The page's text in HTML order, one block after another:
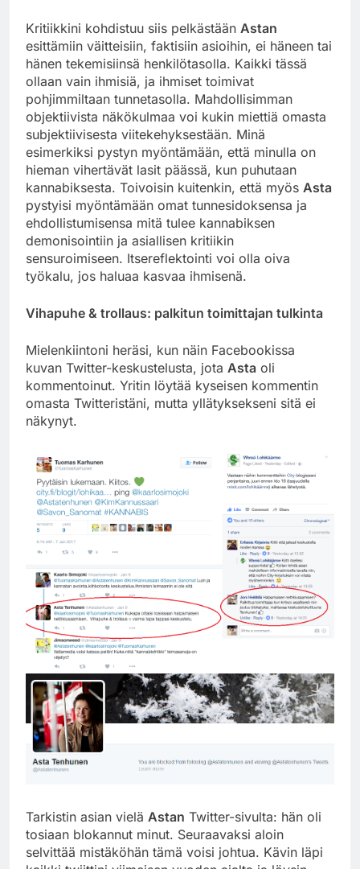
Kritiikkini kohdistuu siis pelkästään Astan
esittämiin väitteisiin, faktisiin asioihin, ei häneen tai
hänen tekemisiinsä henkilötasolla. Kaikki tässä
ollaan vain ihmisiä, ja ihmiset toimivat
pohjimmiltaan tunnetasolla. Mahdollisimman
objektiivista näkökulmaa voi kukin miettiä omasta
subjektiivisesta viitekehyksestään. Minä
esimerkiksi pystyn myöntämään, että minulla on
hieman vihertävät lasit päässä, kun puhutaan
kannabiksesta. Toivoisin kuitenkin, että myös Asta
pystyisi myöntämään omat tunnesidoksensa ja
ehdollistumisensa mitä tulee kannabiksen
demonisointiin ja asiallisen kritiikin
sensuroimiseen. Itsereflektointi voi olla oiva
työkalu, jos haluaa kasvaa ihmisenä.
Vihapuhe & trollaus: palkitun toimittajan tulkinta
Mielenkiintoni heräsi, kun näin Facebookissa
kuvan Twitter-keskustelusta, jota Asta oli
kommentoinut. Yritin löytää kyseisen kommentin
omasta Twitteristäni, mutta yllätyksekseni sitä ei
näkynyt.
Tarkistin asian vielä Astan Twitter-sivulta: hän oli
tosiaan blokannut minut. Seuraavaksi aloin
selvittää mistäköhän tämä voisi johtua. Kävin läpi